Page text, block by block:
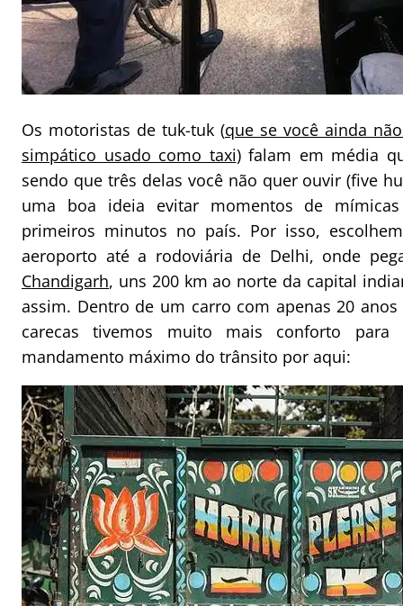
Os motoristas de tuk-tuk (que se você ainda
simpático usado como taxi) falam em média
sendo que três delas você não quer ouvir (five
uma boa ideia evitar momentos de
primeiros minutos no país. Por isso,
aeroporto até a rodoviária de Delhi, onde
Chandigarh, uns 200 km ao norte da capital
assim. Dentro de um carro com apenas 20
carecas tivemos muito mais conforto
mandamento máximo do trânsito por aqui: